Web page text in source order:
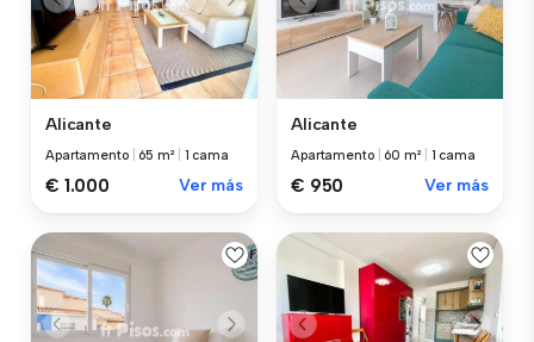
Alicante
Apartamento 65 m² 1 cama
€ 1.000 Ver más
Alicante
Apartamento 60 m² 1 cama
€ 950 Ver más